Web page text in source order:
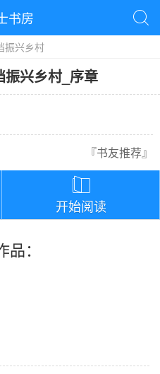
书房 
振兴乡村
振兴乡村_ 序章
『书友推荐』

开始阅读
品：